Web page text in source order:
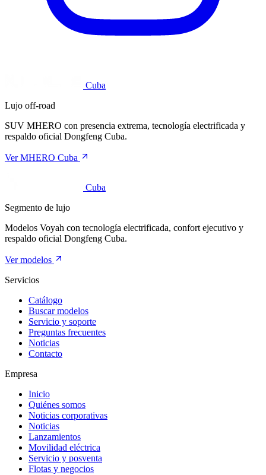
Cuba
Lujo off-road
SUV MHERO con presencia extrema, tecnología electrificada y
respaldo oficial Dongfeng Cuba.
Ver MHERO Cuba
Cuba
Segmento de lujo
Modelos Voyah con tecnología electrificada, confort ejecutivo y
respaldo oficial Dongfeng Cuba.
Ver modelos
Servicios
Catálogo
Buscar modelos
Servicio y soporte
Preguntas frecuentes
Noticias
Contacto
Empresa
Inicio
Quiénes somos
Noticias corporativas
Noticias
Lanzamientos
Movilidad eléctrica
Servicio y posventa
Flotas y negocios